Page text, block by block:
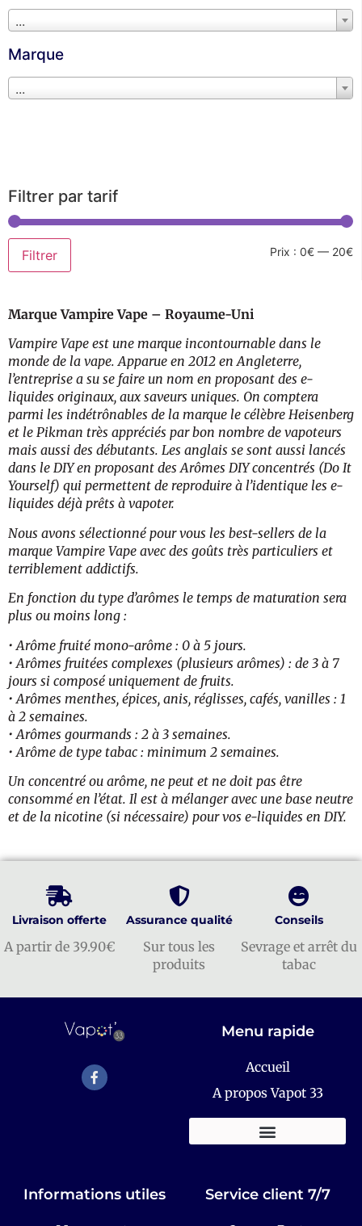
...
Marque
...
Filtrer par tarif
Filtrer Prix : 0€ — 20€
Marque Vampire Vape – Royaume-Uni
Vampire Vape est une marque incontournable dans le
monde de la vape. Apparue en 2012 en Angleterre,
l’entreprise a su se faire un nom en proposant des e-
liquides originaux, aux saveurs uniques. On comptera
parmi les indétrônables de la marque le célèbre Heisenberg
et le Pikman très appréciés par bon nombre de vapoteurs
mais aussi des débutants. Les anglais se sont aussi lancés
dans le DIY en proposant des Arômes DIY concentrés (Do It
Yourself) qui permettent de reproduire à l’identique les e-
liquides déjà prêts à vapoter.
Nous avons sélectionné pour vous les best-sellers de la
marque Vampire Vape avec des goûts très particuliers et
terriblement addictifs.
En fonction du type d’arômes le temps de maturation sera
plus ou moins long :
• Arôme fruité mono-arôme : 0 à 5 jours.
• Arômes fruitées complexes (plusieurs arômes) : de 3 à 7
jours si composé uniquement de fruits.
• Arômes menthes, épices, anis, réglisses, cafés, vanilles : 1
à 2 semaines.
• Arômes gourmands : 2 à 3 semaines.
• Arôme de type tabac : minimum 2 semaines.
Un concentré ou arôme, ne peut et ne doit pas être
consommé en l’état. Il est à mélanger avec une base neutre
et de la nicotine (si nécessaire) pour vos e-liquides en DIY.
Livraison offerte
A partir de 39.90€
Assurance qualité
Sur tous les
produits
Conseils
Sevrage et arrêt du
tabac
Menu rapide
Accueil
A propos Vapot 33
Informations utiles Service client 7/7